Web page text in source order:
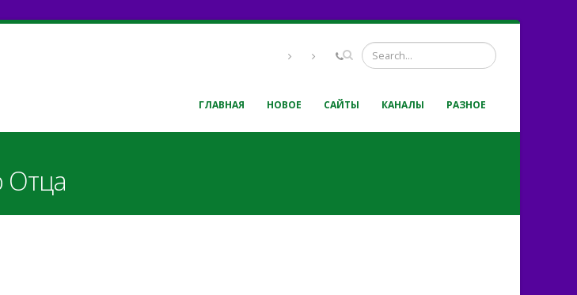
ГЛАВНАЯ НОВОЕ САЙТЫ КАНАЛЫ РАЗНОЕ
Отца